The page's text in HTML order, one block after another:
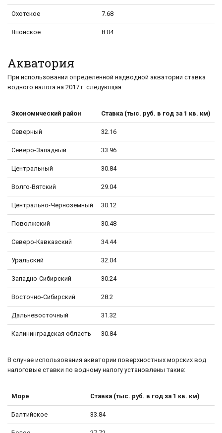
Охотское 7.68
Японское 8.04
Акватория
При использовании определенной надводной акватории ставка
водного налога на 2017 г. следующая:
Экономический район Ставка (тыс. руб. в год за 1 кв. км)
Северный 32.16
Северо-Западный 33.96
Центральный 30.84
Волго-Вятский 29.04
Центрально-Черноземный 30.12
Поволжский 30.48
Северо-Кавказский 34.44
Уральский 32.04
Западно-Сибирский 30.24
Восточно-Сибирский 28.2
Дальневосточный 31.32
Калининградская область 30.84
В случае использования акватории поверхностных морских вод
налоговые ставки по водному налогу установлены такие:
Море Ставка (тыс. руб. в год за 1 кв. км)
Балтийское 33.84